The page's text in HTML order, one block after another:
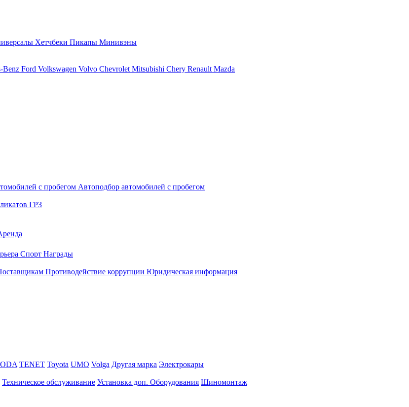
Хетчбеки Пикапы Минивэны
Benz Ford Volkswagen Volvo Chevrolet Mitsubishi Chery Renault Mazda
с пробегом Автоподбор автомобилей с пробегом
ГРЗ
Спорт Награды
Противодействие коррупции Юридическая информация
TENET Toyota UMO Volga Другая марка Электрокары
Техническое обслуживание Установка доп. Оборудования Шиномонтаж